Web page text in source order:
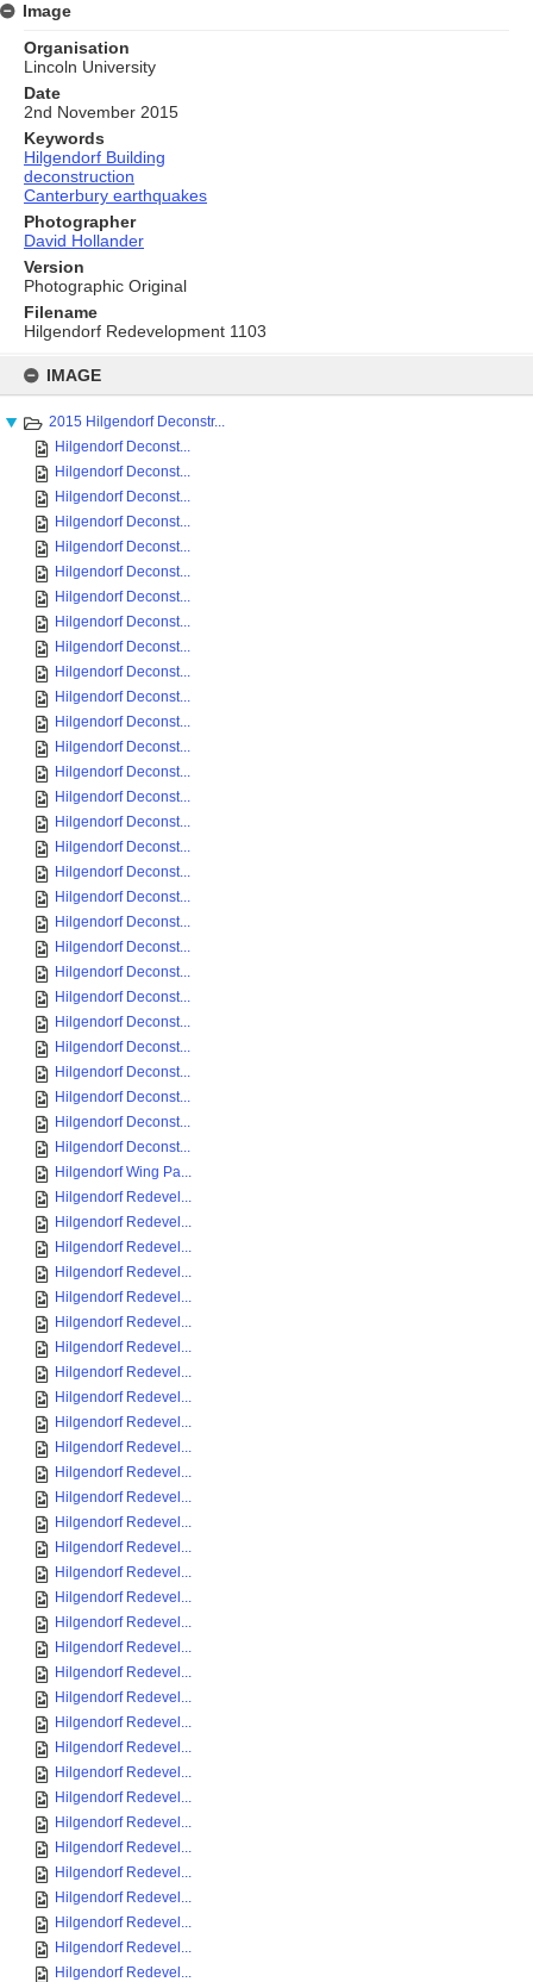
content
IMAGE
2015 Hilgendorf Deconstr...
Hilgendorf Deconst...
Hilgendorf Deconst...
Hilgendorf Deconst...
Hilgendorf Deconst...
Hilgendorf Deconst...
Hilgendorf Deconst...
Hilgendorf Deconst...
Hilgendorf Deconst...
Hilgendorf Deconst...
Hilgendorf Deconst...
Hilgendorf Deconst...
Hilgendorf Deconst...
Hilgendorf Deconst...
Hilgendorf Deconst...
Hilgendorf Deconst...
Hilgendorf Deconst...
Hilgendorf Deconst...
Hilgendorf Deconst...
Hilgendorf Deconst...
Hilgendorf Deconst...
Hilgendorf Deconst...
Hilgendorf Deconst...
Hilgendorf Deconst...
Hilgendorf Deconst...
Hilgendorf Deconst...
Hilgendorf Deconst...
Hilgendorf Deconst...
Hilgendorf Deconst...
Hilgendorf Deconst...
Hilgendorf Wing Pa...
Hilgendorf Redevel...
Hilgendorf Redevel...
Hilgendorf Redevel...
Hilgendorf Redevel...
Hilgendorf Redevel...
Hilgendorf Redevel...
Hilgendorf Redevel...
Hilgendorf Redevel...
Hilgendorf Redevel...
Hilgendorf Redevel...
Hilgendorf Redevel...
Hilgendorf Redevel...
Hilgendorf Redevel...
Hilgendorf Redevel...
Hilgendorf Redevel...
Hilgendorf Redevel...
Hilgendorf Redevel...
Hilgendorf Redevel...
Hilgendorf Redevel...
Hilgendorf Redevel...
Hilgendorf Redevel...
Hilgendorf Redevel...
Hilgendorf Redevel...
Hilgendorf Redevel...
Hilgendorf Redevel...
Hilgendorf Redevel...
Hilgendorf Redevel...
Hilgendorf Redevel...
Hilgendorf Redevel...
Hilgendorf Redevel...
Hilgendorf Redevel...
Hilgendorf Redevel...
Image
Organisation
Lincoln University
Date
2nd November 2015
Keywords
Hilgendorf Building
deconstruction
Canterbury earthquakes
Photographer
David Hollander
Version
Photographic Original
Filename
Hilgendorf Redevelopment 1103